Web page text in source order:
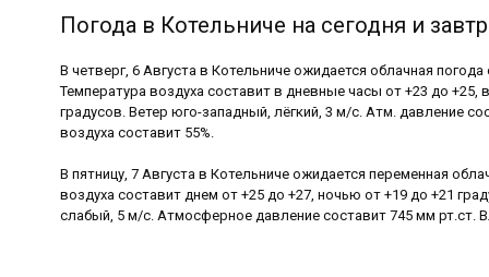
Погода в Котельниче на сегодня и
В четверг, 6 Августа в Котельниче ожидается облачная
Температура воздуха составит в дневные часы от +23 до +25,
градусов. Ветер юго-западный, лёгкий, 3 м/с. Атм. давление
воздуха составит 55%.
В пятницу, 7 Августа в Котельниче ожидается переменная
воздуха составит днем от +25 до +27, ночью от +19 до +21
слабый, 5 м/с. Атмосферное давление составит 745 мм рт.ст.